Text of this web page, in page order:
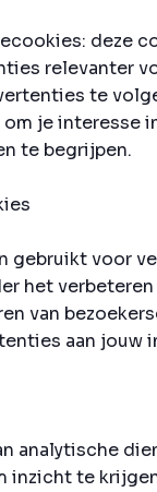
deze
relevanter
te
je interesse
te begrijpen.
gebruikt voor
het
van
aan jouw
analytische
inzicht te